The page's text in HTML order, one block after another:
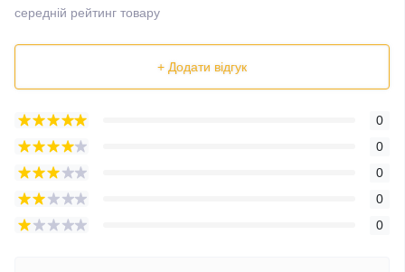
середній рейтинг товару
+ Додати відгук
0
0
0
0
0